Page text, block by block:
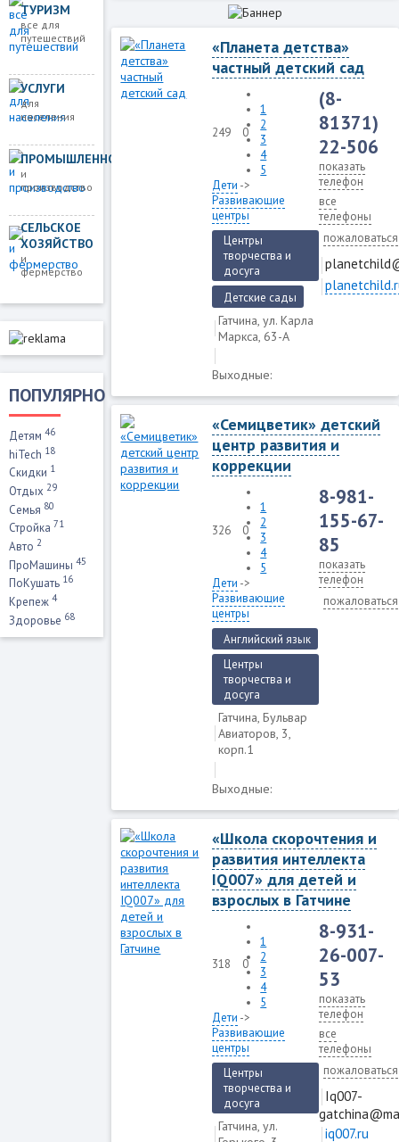
ТУРИЗМ
все для
путешествий
УСЛУГИ
для
населения
ПРОМЫШЛЕННОСТЬ
и
производство
СЕЛЬСКОЕ
ХОЗЯЙСТВО
и
фермерство
ПОПУЛЯРНО
Детям 46
hiTech 18
Скидки 1
Отдых 29
Семья 80
Стройка 71
Авто 2
ПроМашины 45
ПоКушать 16
Крепеж 4
Здоровье 68
«Планета детства»
частный детский сад
249 0
1
2
3
4
5
Дети ->
Развивающие
центры
Центры
творчества и
досуга
Детские сады
Гатчина, ул. Карла
Маркса, 63-А
Выходные:
(8-
81371)
22-506
показать
телефон
все
телефоны
пожаловаться
«Семицветик» детский
центр развития и
коррекции
326 0
1
2
3
4
5
Дети ->
Развивающие
центры
Английский язык
Центры
творчества и
досуга
Гатчина, Бульвар
Авиаторов, 3,
корп.1
Выходные:
8-981-
155-67-
85
показать
телефон
пожаловаться
«Школа скорочтения и
развития интеллекта
IQ007» для детей и
взрослых в Гатчине
318 0
1
2
3
4
5
Дети ->
Развивающие
центры
Центры
творчества и
досуга
Гатчина, ул.
8-931-
26-007-
53
показать
телефон
все
телефоны
пожаловаться
Iq007-
iq007.ru